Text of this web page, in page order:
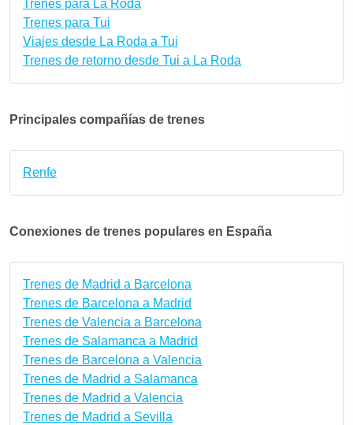
Trenes para La Roda
Trenes para Tui
Viajes desde La Roda a Tui
Trenes de retorno desde Tui a La Roda
Principales compañías de trenes
Renfe
Conexiones de trenes populares en España
Trenes de Madrid a Barcelona
Trenes de Barcelona a Madrid
Trenes de Valencia a Barcelona
Trenes de Salamanca a Madrid
Trenes de Barcelona a Valencia
Trenes de Madrid a Salamanca
Trenes de Madrid a Valencia
Trenes de Madrid a Sevilla